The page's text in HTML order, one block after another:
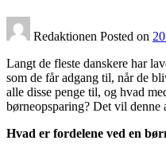
Redaktionen Posted on
Langt de fleste danskere har
som de får adgang til, når de
alle disse penge til, og hvad
børneopsparing? Det vil
Hvad er fordelene ved en